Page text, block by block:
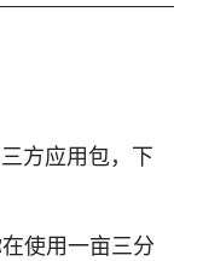
方应用包，下
使用一亩三分